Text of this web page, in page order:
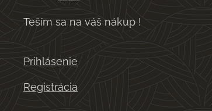
Teším sa na váš nákup !
Prihlásenie
Registrácia